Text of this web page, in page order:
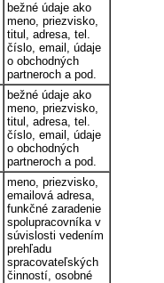
bežné údaje ako
meno, priezvisko,
titul, adresa, tel.
číslo, email, údaje
o obchodných
partneroch a pod.
bežné údaje ako
meno, priezvisko,
titul, adresa, tel.
číslo, email, údaje
o obchodných
partneroch a pod.
meno, priezvisko,
emailová adresa,
funkčné zaradenie
spolupracovníka v
súvislosti vedením
prehľadu
spracovateľských
činností, osobné